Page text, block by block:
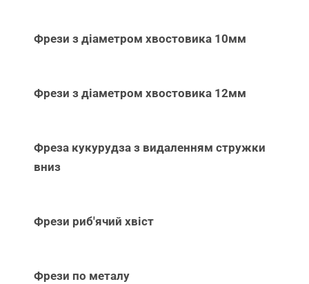
Фрези з діаметром хвостовика 10мм
Фрези з діаметром хвостовика 12мм
Фреза кукурудза з видаленням стружки
вниз
Фрези риб'ячий хвіст
Фрези по металу